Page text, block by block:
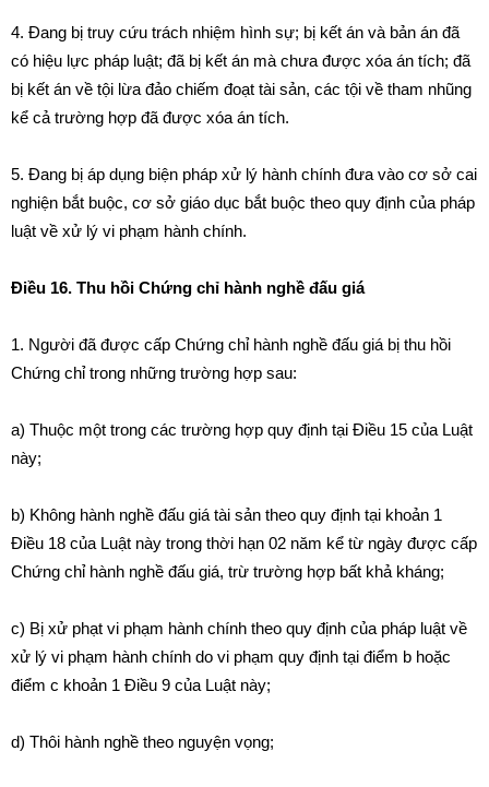
4. Đang bị truy cứu trách nhiệm hình sự; bị kết án và bản án đã
có hiệu lực pháp luật; đã bị kết án mà chưa được xóa án tích; đã
bị kết án về tội lừa đảo chiếm đoạt tài sản, các tội về tham nhũng
kể cả trường hợp đã được xóa án tích.
5. Đang bị áp dụng biện pháp xử lý hành chính đưa vào cơ sở cai
nghiện bắt buộc, cơ sở giáo dục bắt buộc theo quy định của pháp
luật về xử lý vi phạm hành chính.
Điều 16. Thu hồi Chứng chỉ hành nghề đấu giá
1. Người đã được cấp Chứng chỉ hành nghề đấu giá bị thu hồi
Chứng chỉ trong những trường hợp sau:
a) Thuộc một trong các trường hợp quy định tại Điều 15 của Luật
này;
b) Không hành nghề đấu giá tài sản theo quy định tại khoản 1
Điều 18 của Luật này trong thời hạn 02 năm kể từ ngày được cấp
Chứng chỉ hành nghề đấu giá, trừ trường hợp bất khả kháng;
c) Bị xử phạt vi phạm hành chính theo quy định của pháp luật về
xử lý vi phạm hành chính do vi phạm quy định tại điểm b hoặc
điểm c khoản 1 Điều 9 của Luật này;
d) Thôi hành nghề theo nguyện vọng;